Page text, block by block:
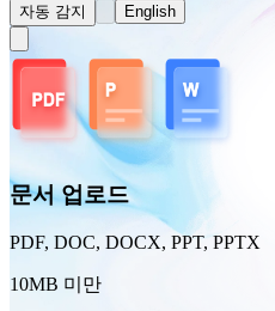
자동 감지
English
문서 업로드
PDF, DOC, DOCX, PPT, PPTX
10MB 미만